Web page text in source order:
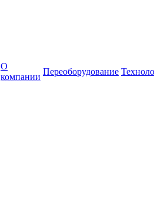
О
компании
Переоборудование